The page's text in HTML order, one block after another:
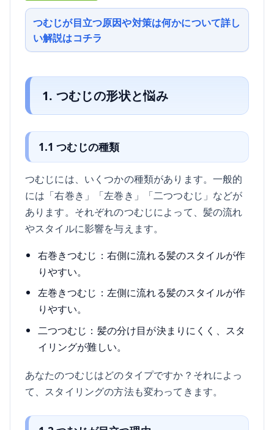
つむじが目立つ原因や対策は何かについて詳し
い解説はコチラ
1. つむじの形状と悩み
1.1 つむじの種類
つむじには、いくつかの種類があります。一般的
には「右巻き」「左巻き」「二つつむじ」などが
あります。それぞれのつむじによって、髪の流れ
やスタイルに影響を与えます。
右巻きつむじ：右側に流れる髪のスタイルが作
りやすい。
左巻きつむじ：左側に流れる髪のスタイルが作
りやすい。
二つつむじ：髪の分け目が決まりにくく、スタ
イリングが難しい。
あなたのつむじはどのタイプですか？それによっ
て、スタイリングの方法も変わってきます。